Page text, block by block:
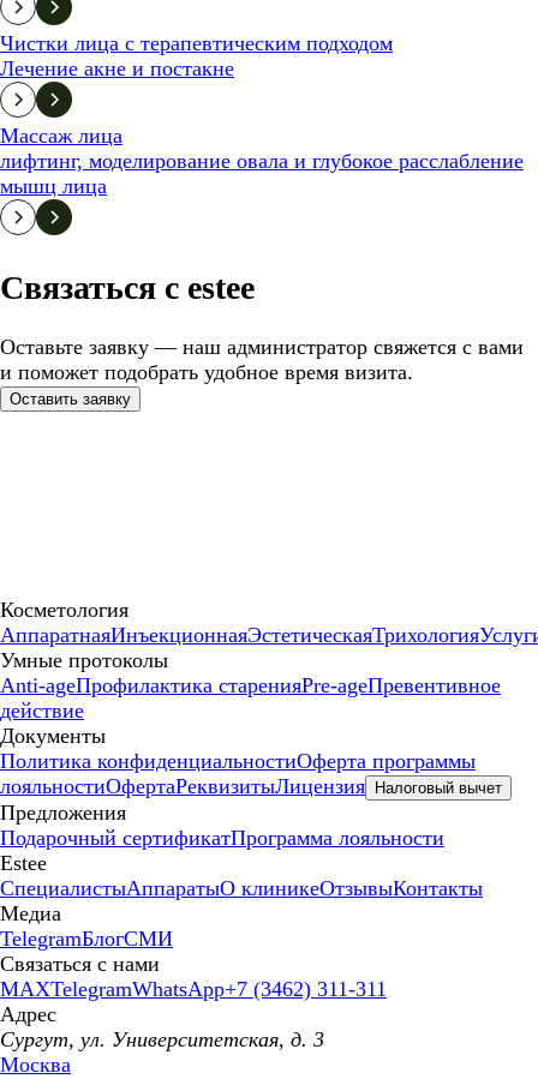
Чистки лица с терапевтическим подходом
Лечение акне и постакне
Массаж лица
лифтинг, моделирование овала и глубокое расслабление
мышц лица
Связаться с estee
Оставьте заявку — наш администратор свяжется с вами
и поможет подобрать удобное время визита.
Оставить заявку
Косметология
АппаратнаяИнъекционнаяЭстетическаяТрихология
Умные протоколы
Anti-ageПрофилактика старенияPre-ageПревентивное
действие
Документы
Политика конфиденциальностиОферта программы
лояльностиОфертаРеквизитыЛицензия Налоговый вычет
Предложения
Подарочный сертификатПрограмма лояльности
Estee
СпециалистыАппаратыО клиникеОтзывыКонтакты
Медиа
TelegramБлогСМИ
Связаться с нами
MAXTelegramWhatsApp+7 (3462) 311-311
Адрес
Сургут, ул. Университетская, д. 3
Москва